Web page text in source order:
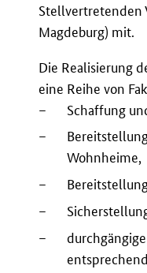
Stellvertretenden
Magdeburg) mit.
Die Realisierung
eine Reihe von
–
Schaffung
–
Wohnheime,
–
–
–